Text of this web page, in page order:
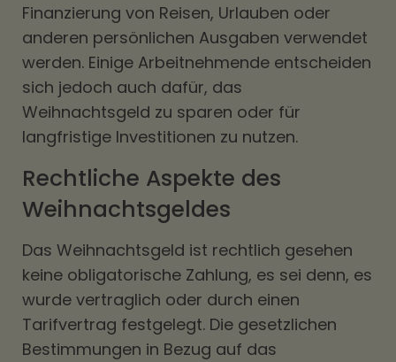
Finanzierung von Reisen, Urlauben oder
anderen persönlichen Ausgaben verwendet
werden. Einige Arbeitnehmende entscheiden
sich jedoch auch dafür, das
Weihnachtsgeld zu sparen oder für
langfristige Investitionen zu nutzen.
Rechtliche Aspekte des
Weihnachtsgeldes
Das Weihnachtsgeld ist rechtlich gesehen
keine obligatorische Zahlung, es sei denn, es
wurde vertraglich oder durch einen
Tarifvertrag festgelegt. Die gesetzlichen
Bestimmungen in Bezug auf das